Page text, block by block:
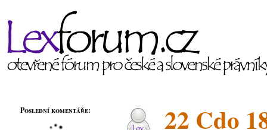
Poslední komentáře: 22 Cdo